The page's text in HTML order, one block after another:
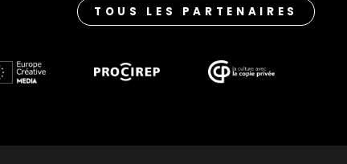
TOUS LES PARTENAIRES